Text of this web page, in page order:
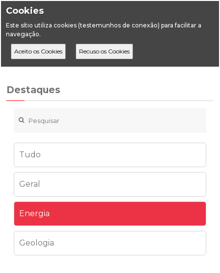
Cookies
Este sítio utiliza cookies (testemunhos de conexão) para facilitar a
navegação.
HomeDestaques Energia Mecanismo Ibérico
Destaques
Tudo
Geral
Energia
Geologia